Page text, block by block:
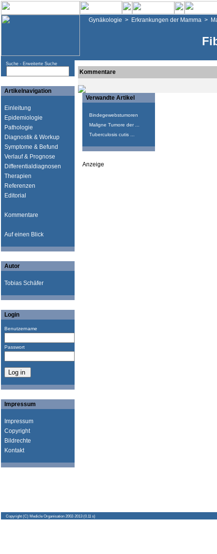
Gynäkologie > Erkrankungen der Mamma >
Suche - Erweiterte Suche
Artikelnavigation
Einleitung
Epidemiologie
Pathologie
Diagnostik & Workup
Symptome & Befund
Verlauf & Prognose
Differentialdiagnosen
Therapien
Referenzen
Editorial
Kommentare
Auf einen Blick
Autor
Tobias Schäfer
Login
Benutzername
Passwort
Impressum
Impressum
Copyright
Bildrechte
Kontakt
Kommentare
Verwandte Artikel
Bindegewebstumoren
Maligne Tumore der ...
Tuberculosis cutis ...
Anzeige
Copyright (C) Medicle Organisation 2002-2013 (0.11 s)